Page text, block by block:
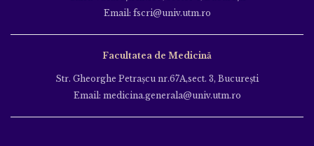
Email: fscri@univ.utm.ro
Facultatea de Medicină
Str. Gheorghe Petraşcu nr.67A,sect. 3, Bucureşti
Email: medicina.generala@univ.utm.ro